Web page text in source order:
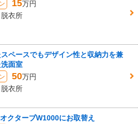
15万円
衣所
スペースでもデザイン性と収納力を兼
面室
50万円
衣所
クターブW1000にお取替え